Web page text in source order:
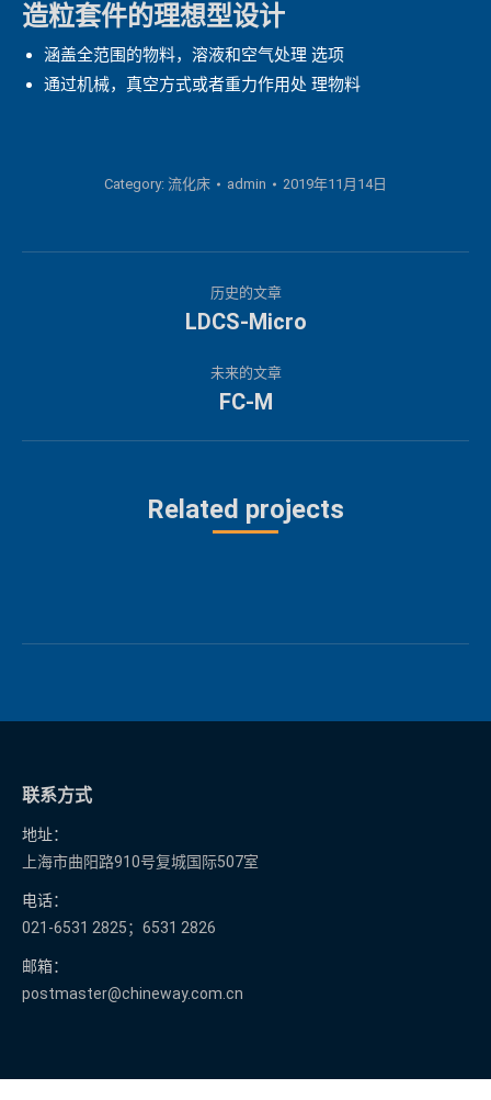
造粒套件的理想型设计
涵盖全范围的物料，溶液和空气处理 选项
通过机械，真空方式或者重力作用处 理物料
Category: 流化床 admin 2019年11月14日
历史的文章
上
个
项
目：
LDCS-Micro
未来的文章
下
目：
FC-M
Related projects
联系方式
地址：
上海市曲阳路910号复城国际507室
电话：
021-6531 2825；6531 2826
邮箱：
postmaster@chineway.com.cn